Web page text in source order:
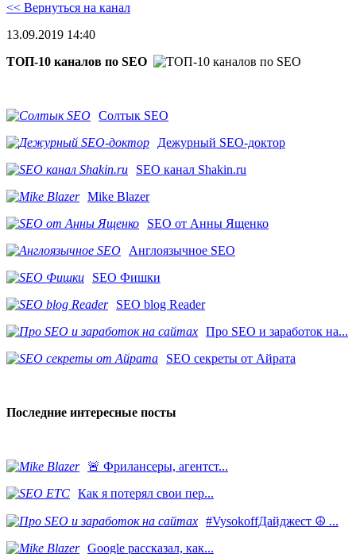
<< Вернуться на канал
13.09.2019 14:40
ТОП-10 каналов по SEO
Солтык SEO
Дежурный SEO-доктор
SEO канал Shakin.ru
Mike Blazer
SEO от Анны Ященко
Англоязычное SEO
SEO Фишки
SEO blog Reader
Про SEO и заработок на...
SEO секреты от Айрата
Последние интересные посты
​🚨 Фрилансеры, агентст...
Как я потерял свои пер...
#VysokoffДайджест ☮️ ...
​Google рассказал, как...